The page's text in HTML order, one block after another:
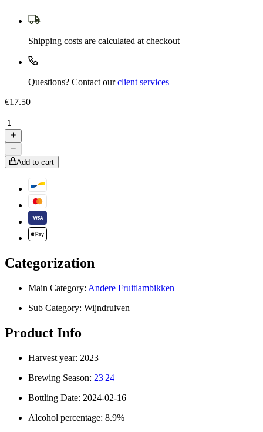
Shipping costs are calculated at checkout
Questions? Contact ourclient services
€17.50
Add to cart
Categorization
Main Category: Andere Fruitlambikken
Sub Category: Wijndruiven
Product Info
Harvest year: 2023
Brewing Season: 23|24
Bottling Date: 2024-02-16
Alcohol percentage: 8.9%